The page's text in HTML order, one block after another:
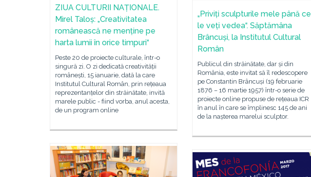
„Priviți sculpturile mele până ce
le veți vedea“. Săptămâna
Brâncuși, la Institutul Cultural
Român
Publicul din străinătate, dar și din
România, este invitat să îl redescopere
pe Constantin Brâncuși (19 februarie
1876 – 16 martie 1957) într-o serie de
proiecte online propuse de rețeaua ICR
în anul în care se împlinesc 145 de ani
de la nașterea marelui sculptor.
ZIUA CULTURII NAȚIONALE.
Mirel Taloș: „Creativitatea
românească ne menține pe
harta lumii în orice timpuri“
Peste 20 de proiecte culturale, într-o
singură zi. O zi dedicată creativității
românești, 15 ianuarie, dată la care
Institutul Cultural Român, prin rețeaua
reprezentanțelor din străinătate, invită
marele public - fiind vorba, anul acesta,
de un program online